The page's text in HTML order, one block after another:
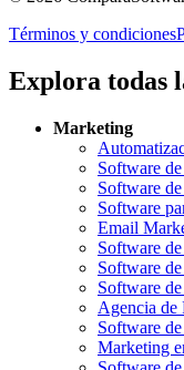
Términos y condiciones
Explora todas
Marketing
Software
Software
Software
Email
Software
Software
Software
Agencia de
Software
Marketing